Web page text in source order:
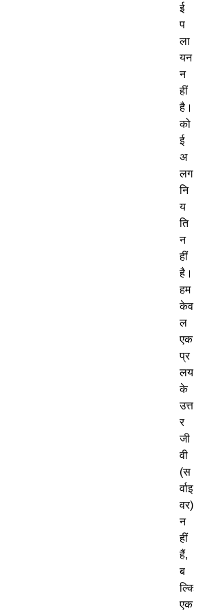
ई
प
ला
यन
न
हीं
है।
को
ई
अ
लग
नि
य
ति
न
हीं
है।
हम
केव
ल
एक
प्र
लय
के
उत्त
र
जी
वी
(स
र्वाइ
वर)
न
हीं
हैं,
ब
ल्कि
एक